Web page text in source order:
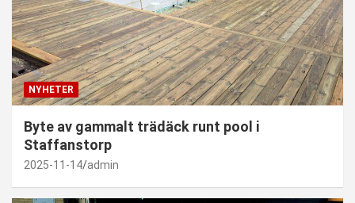
NYHETER
Byte av gammalt trädäck runt pool i
Staffanstorp
2025-11-14 admin